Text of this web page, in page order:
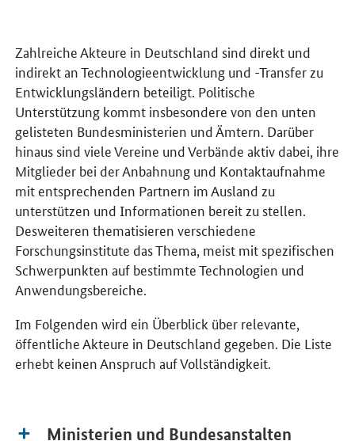
Zahlreiche Akteure in Deutschland sind direkt und
indirekt an Technologieentwicklung und -Transfer zu
Entwicklungsländern beteiligt. Politische
Unterstützung kommt insbesondere von den unten
gelisteten Bundesministerien und Ämtern. Darüber
hinaus sind viele Vereine und Verbände aktiv dabei, ihre
Mitglieder bei der Anbahnung und Kontaktaufnahme
mit entsprechenden Partnern im Ausland zu
unterstützen und Informationen bereit zu stellen.
Desweiteren thematisieren verschiedene
Forschungsinstitute das Thema, meist mit spezifischen
Schwerpunkten auf bestimmte Technologien und
Anwendungsbereiche.
Im Folgenden wird ein Überblick über relevante,
öffentliche Akteure in Deutschland gegeben. Die Liste
erhebt keinen Anspruch auf Vollständigkeit.
Ministerien und Bundesanstalten